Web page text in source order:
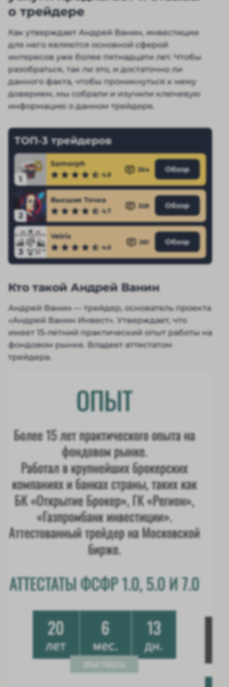
о трейдере
Как утверждает Андрей Ванин, инвестиции
для него являются основной сферой
интересов уже более пятнадцати лет. Чтобы
разобраться, так ли это, и достаточно ли
данного факта, чтобы проникнуться к нему
доверием, мы собрали и изучили ключевую
информацию о данном трейдере.
ТОП-3 трейдеров
1
Samorph
4.9
364 Обзор
2
Высшая Точка
4.7
328 Обзор
3
Velrix
4.6
281 Обзор
Кто такой Андрей Ванин
Андрей Ванин — трейдер, основатель проекта
«Андрей Ванин Инвест». Утверждает, что
имеет 15-летний практический опыт работы на
фондовом рынке. Владеет аттестатом
трейдера.